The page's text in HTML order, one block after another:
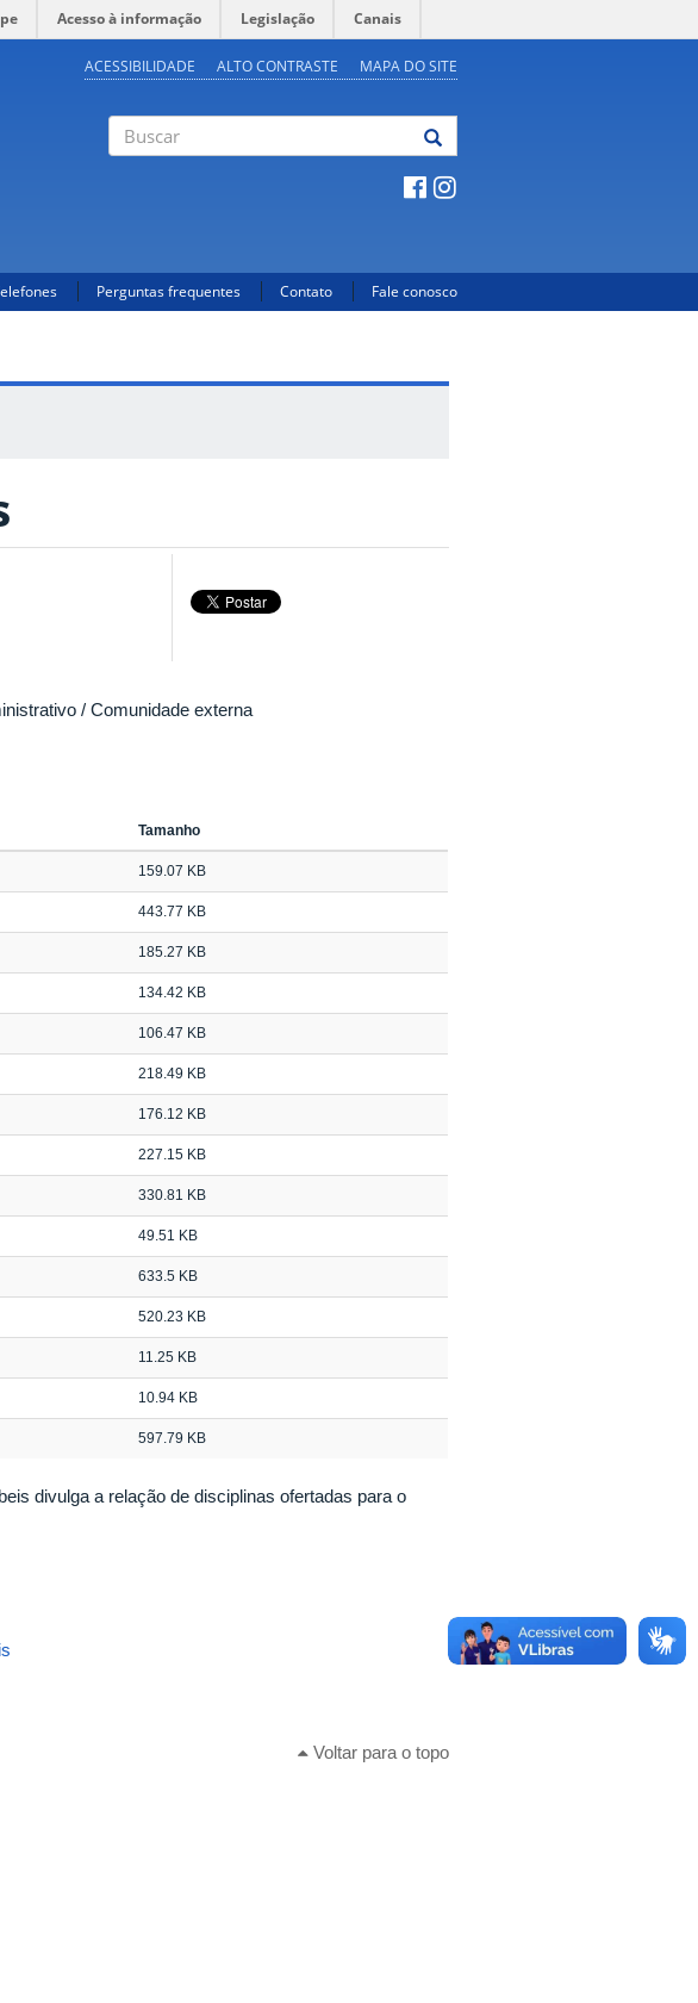
Acesso à informação Legislação Canais
ACESSIBILIDADE ALTO CONTRASTE MAPA DO SITE
Perguntas frequentes Contato Fale conosco
/ Comunidade externa
Tamanho
159.07 KB
443.77 KB
185.27 KB
134.42 KB
106.47 KB
218.49 KB
176.12 KB
227.15 KB
330.81 KB
49.51 KB
633.5 KB
520.23 KB
11.25 KB
10.94 KB
597.79 KB
divulga a relação de disciplinas ofertadas para o
Voltar para o topo